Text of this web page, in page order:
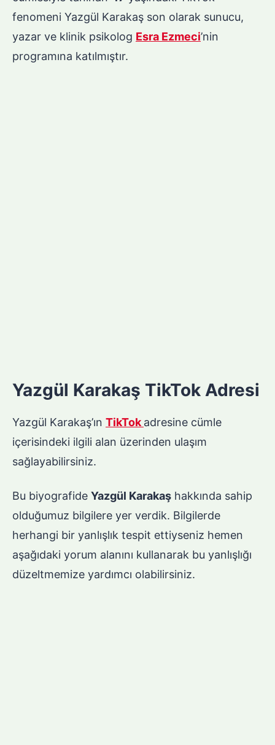
fenomeni Yazgül Karakaş son olarak sunucu,
yazar ve klinik psikolog Esra Ezmeci’nin
programına katılmıştır.
Yazgül Karakaş TikTok Adresi
Yazgül Karakaş’ın TikTokadresine cümle
içerisindeki ilgili alan üzerinden ulaşım
sağlayabilirsiniz.
Bu biyografide Yazgül Karakaş hakkında sahip
olduğumuz bilgilere yer verdik. Bilgilerde
herhangi bir yanlışlık tespit ettiyseniz hemen
aşağıdaki yorum alanını kullanarak bu yanlışlığı
düzeltmemize yardımcı olabilirsiniz.